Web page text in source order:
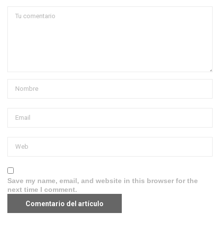
Save my name, email, and website in this browser for the
next time I comment.